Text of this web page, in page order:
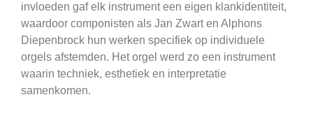
invloeden gaf elk instrument een eigen klankidentiteit,
waardoor componisten als Jan Zwart en Alphons
Diepenbrock hun werken specifiek op individuele
orgels afstemden. Het orgel werd zo een instrument
waarin techniek, esthetiek en interpretatie
samenkomen.